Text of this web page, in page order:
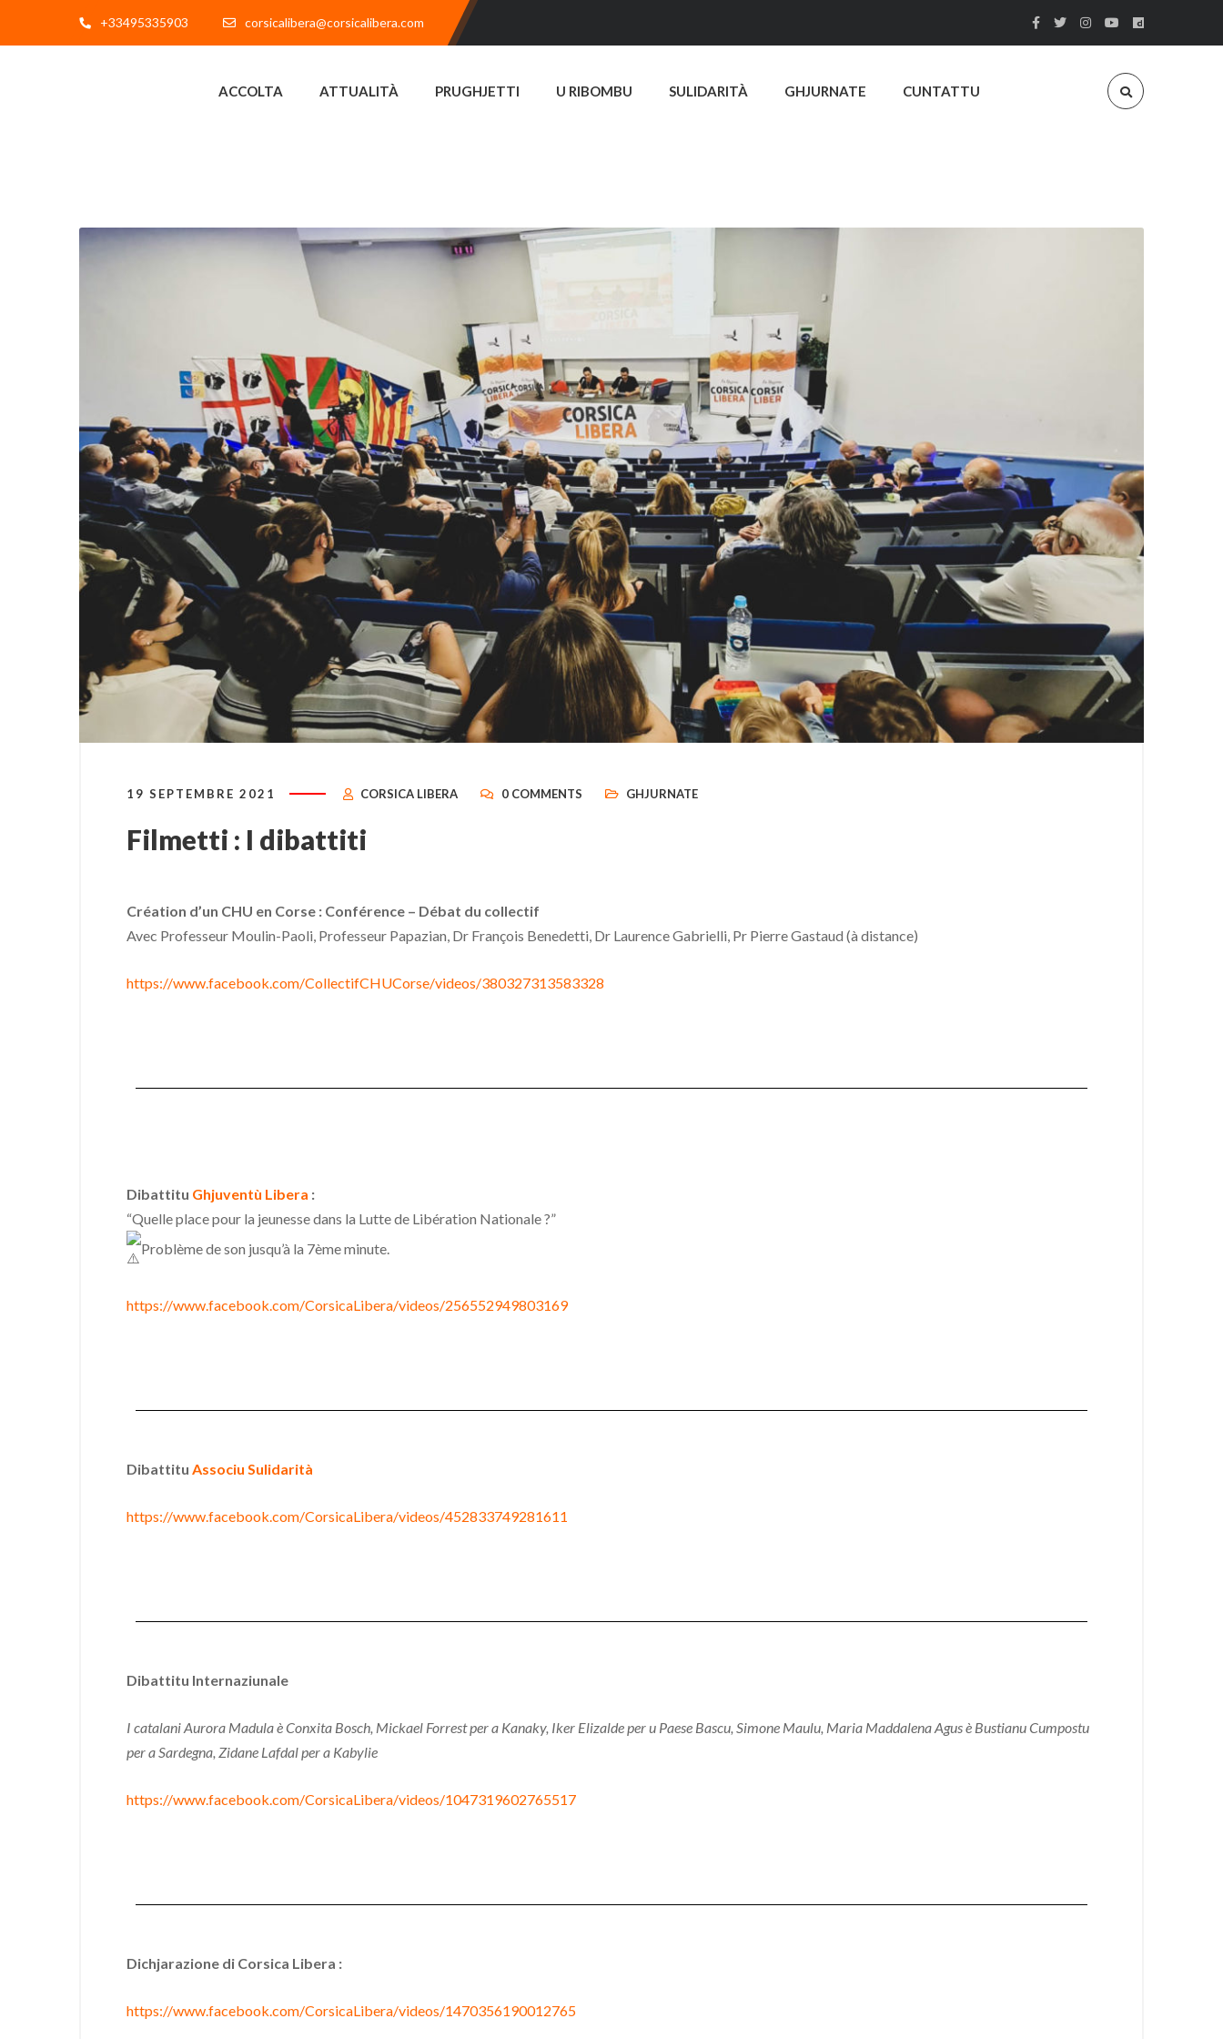
+33495335903 corsicalibera@corsicalibera.com
ACCOLTA ATTUALITÀ PRUGHJETTI U RIBOMBU SULIDARITÀ GHJURNATE CUNTATTU
19 SEPTEMBRE 2021 CORSICA LIBERA 0 COMMENTS GHJURNATE
Filmetti : I dibattiti
Création d’un CHU en Corse : Conférence – Débat du collectif
Avec Professeur Moulin-Paoli, Professeur Papazian, Dr François Benedetti, Dr Laurence Gabrielli, Pr Pierre Gastaud (à distance)
https://www.facebook.com/CollectifCHUCorse/videos/380327313583328
Dibattitu Ghjuventù Libera :
“Quelle place pour la jeunesse dans la Lutte de Libération Nationale ?”
Problème de son jusqu’à la 7ème minute.
https://www.facebook.com/CorsicaLibera/videos/256552949803169
Dibattitu Associu Sulidarità
https://www.facebook.com/CorsicaLibera/videos/452833749281611
Dibattitu Internaziunale
I catalani Aurora Madula è Conxita Bosch, Mickael Forrest per a Kanaky, Iker Elizalde per u Paese Bascu, Simone Maulu, Maria Maddalena Agus è Bustianu Cumpostu
per a Sardegna, Zidane Lafdal per a Kabylie
https://www.facebook.com/CorsicaLibera/videos/1047319602765517
Dichjarazione di Corsica Libera :
https://www.facebook.com/CorsicaLibera/videos/1470356190012765